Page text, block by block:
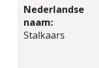
Nederlandse
naam:
Stalkaars